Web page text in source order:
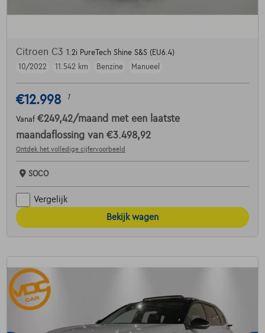
Citroen C3 1.2i PureTech Shine S&S (EU6.4)
10/2022
11.542 km Benzine Manueel
€12.998 1
Vanaf €249,42/maand met een laatste
maandaflossing van €3.498,92
Ontdek het volledige cijfervoorbeeld
SOCO
Vergelijk
Bekijk wagen